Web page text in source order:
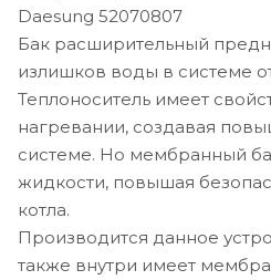
Daesung 52070807
Бак расширительный
излишков воды в системе
Теплоноситель имеет
нагревании, создавая
системе. Но мембранный
жидкости, повышая
котла.
Производится данное
также внутри имеет